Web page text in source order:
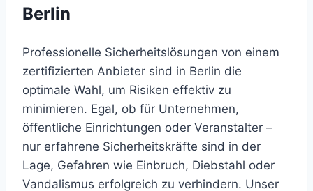
Berlin
Professionelle Sicherheitslösungen von einem
zertifizierten Anbieter sind in Berlin die
optimale Wahl, um Risiken effektiv zu
minimieren. Egal, ob für Unternehmen,
öffentliche Einrichtungen oder Veranstalter –
nur erfahrene Sicherheitskräfte sind in der
Lage, Gefahren wie Einbruch, Diebstahl oder
Vandalismus erfolgreich zu verhindern. Unser